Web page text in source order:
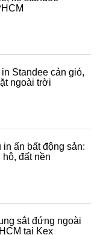
Standee cản gió,
ngoài trời
ấn bất động sản:
hộ, đất nền
sắt đứng ngoài
tại Kex